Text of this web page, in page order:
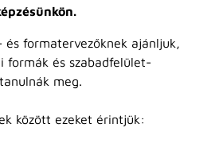
formatervezőknek ajánljuk,
formák és szabadfelület-
meg.
között ezeket érintjük: